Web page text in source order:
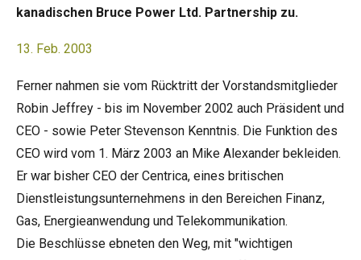
kanadischen Bruce Power Ltd. Partnership zu.
13. Feb. 2003
Ferner nahmen sie vom Rücktritt der Vorstandsmitglieder
Robin Jeffrey - bis im November 2002 auch Präsident und
CEO - sowie Peter Stevenson Kenntnis. Die Funktion des
CEO wird vom 1. März 2003 an Mike Alexander bekleiden.
Er war bisher CEO der Centrica, eines britischen
Dienstleistungsunternehmens in den Bereichen Finanz,
Gas, Energieanwendung und Telekommunikation.
Die Beschlüsse ebneten den Weg, mit "wichtigen